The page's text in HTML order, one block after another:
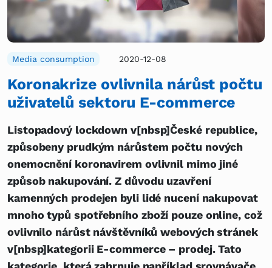
Media consumption 2020-12-08
Koronakrize ovlivnila nárůst počtu
uživatelů sektoru E-commerce
Listopadový lockdown v[nbsp]České republice,
způsobeny prudkým nárůstem počtu nových
onemocnění koronavirem ovlivnil mimo jiné
způsob nakupování. Z důvodu uzavření
kamenných prodejen byli lidé nucení nakupovat
mnoho typů spotřebního zboží pouze online, což
ovlivnilo nárůst návštěvníků webových stránek
v[nbsp]kategorii E-commerce – prodej. Tato